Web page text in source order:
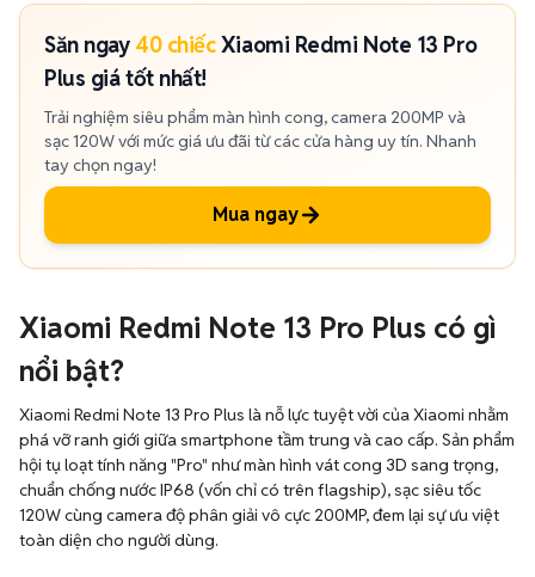
Săn ngay 40 chiếcXiaomi Redmi Note 13 Pro
Plus giá tốt nhất!
Trải nghiệm siêu phẩm màn hình cong, camera 200MP và
sạc 120W với mức giá ưu đãi từ các cửa hàng uy tín. Nhanh
tay chọn ngay!
Mua ngay
Xiaomi Redmi Note 13 Pro Plus có gì
nổi bật?
Xiaomi Redmi Note 13 Pro Plus là nỗ lực tuyệt vời của Xiaomi nhằm
phá vỡ ranh giới giữa smartphone tầm trung và cao cấp. Sản phẩm
hội tụ loạt tính năng "Pro" như màn hình vát cong 3D sang trọng,
chuẩn chống nước IP68 (vốn chỉ có trên flagship), sạc siêu tốc
120W cùng camera độ phân giải vô cực 200MP, đem lại sự ưu việt
toàn diện cho người dùng.